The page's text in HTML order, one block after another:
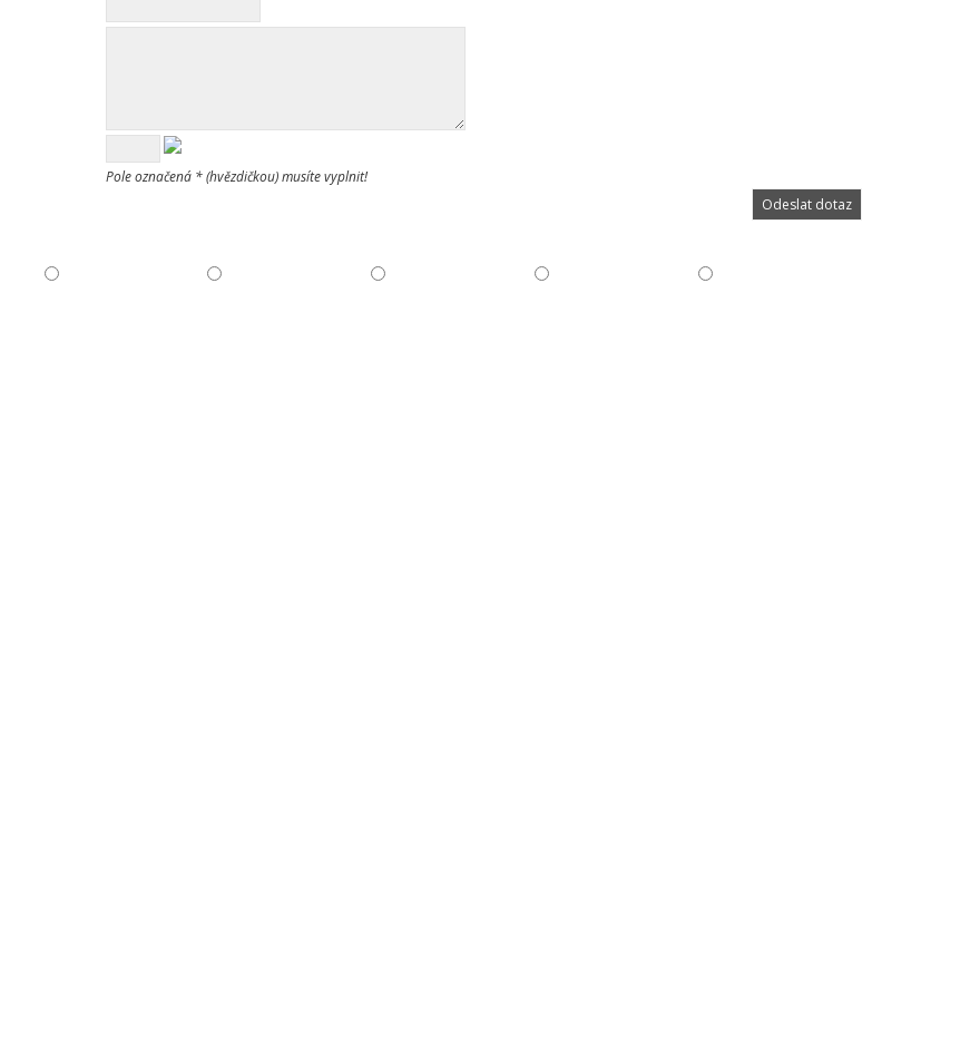
Pole označená * (hvězdičkou) musíte vyplnit!